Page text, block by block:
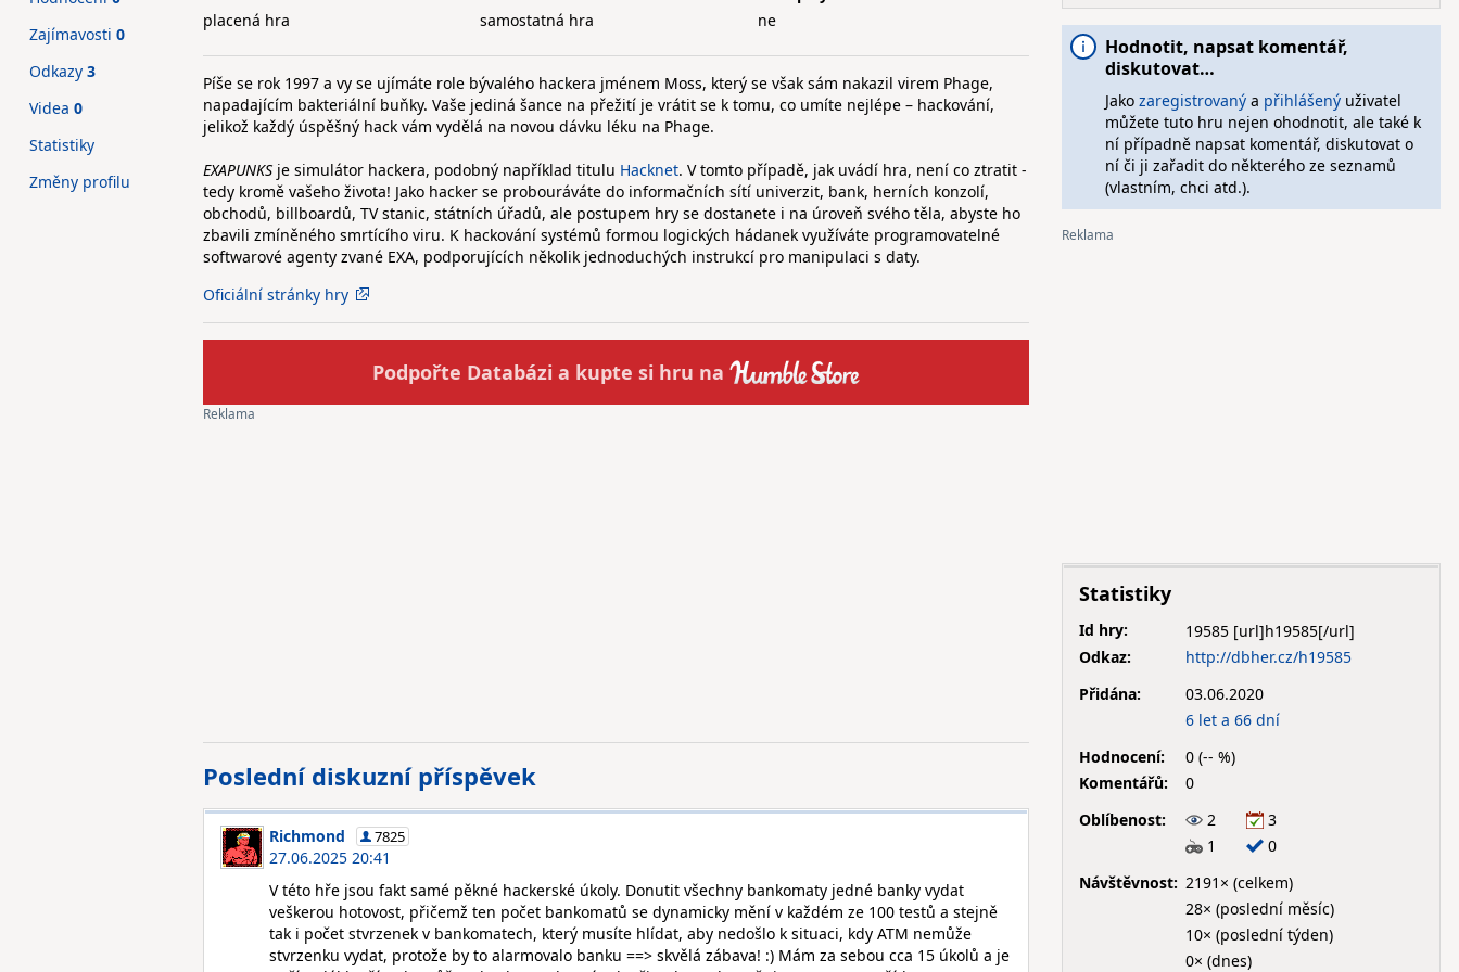
placená hra
samostatná hra
ne
Píše se rok 1997 a vy se ujímáte role bývalého hackera jménem Moss, který se však sám nakazil virem Phage,
napadajícím bakteriální buňky. Vaše jediná šance na přežití je vrátit se k tomu, co umíte nejlépe – hackování,
jelikož každý úspěšný hack vám vydělá na novou dávku léku na Phage.
EXAPUNKS je simulátor hackera, podobný například titulu Hacknet. V tomto případě, jak uvádí hra, není co ztratit -
tedy kromě vašeho života! Jako hacker se probouráváte do informačních sítí univerzit, bank, herních konzolí,
obchodů, billboardů, TV stanic, státních úřadů, ale postupem hry se dostanete i na úroveň svého těla, abyste ho
zbavili zmíněného smrtícího viru. K hackování systémů formou logických hádanek využíváte programovatelné
softwarové agenty zvané EXA, podporujících několik jednoduchých instrukcí pro manipulaci s daty.
Oficiální stránky hry
Podpořte Databázi a kupte si hru na
Poslední diskuzní příspěvek
Richmond 7825
27.06.2025 20:41
V této hře jsou fakt samé pěkné hackerské úkoly. Donutit všechny bankomaty jedné banky vydat
veškerou hotovost, přičemž ten počet bankomatů se dynamicky mění v každém ze 100 testů a stejně
tak i počet stvrzenek v bankomatech, který musíte hlídat, aby nedošlo k situaci, kdy ATM nemůže
stvrzenku vydat, protože by to alarmovalo banku ==> skvělá zábava! :) Mám za sebou cca 15 úkolů a je
Zajímavosti 0
Odkazy 3
Videa 0
Statistiky
Změny profilu
Hodnotit, napsat komentář,
diskutovat…
Jako zaregistrovanýa přihlášenýuživatel
můžete tuto hru nejen ohodnotit, ale také k
ní případně napsat komentář, diskutovat o
ní či ji zařadit do některého ze seznamů
(vlastním, chci atd.).
Statistiky
Id hry:
19585
Odkaz:
http://dbher.cz/h19585
Přidána:
03.06.2020
6 let a 66 dní
Hodnocení:
0 (-- %)
Komentářů:
0
Oblíbenost:
2
3
1
0
Návštěvnost: 2191× (celkem)
28× (poslední měsíc)
10× (poslední týden)
0× (dnes)